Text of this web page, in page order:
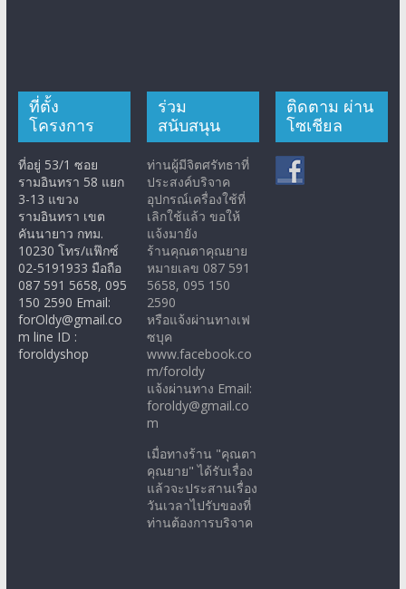
ที่ตั้ง
โครงการ
ที่อยู่ 53/1 ซอย
รามอินทรา 58 แยก
3-13 แขวง
รามอินทรา เขต
คันนายาว กทม.
10230 โทร/แฟ๊กซ์
02-5191933 มือถือ
087 591 5658, 095
150 2590 Email:
forOldy@gmail.co
m line ID :
foroldyshop
ร่วม
สนับสนุน
ท่านผู้มีจิตศรัทธาที่
ประสงค์บริจาค
อุปกรณ์เครื่องใช้ที่
เลิกใช้แล้ว ขอให้
แจ้งมายัง
ร้านคุณตาคุณยาย
หมายเลข 087 591
5658, 095 150
2590
หรือแจ้งผ่านทางเฟ
ซบุค
www.facebook.co
m/foroldy
แจ้งผ่านทาง Email:
foroldy@gmail.co
m
เมื่อทางร้าน "คุณตา
คุณยาย" ได้รับเรื่อง
แล้วจะประสานเรื่อง
วันเวลาไปรับของที่
ท่านต้องการบริจาค
ติดตาม ผ่าน
โซเชียล